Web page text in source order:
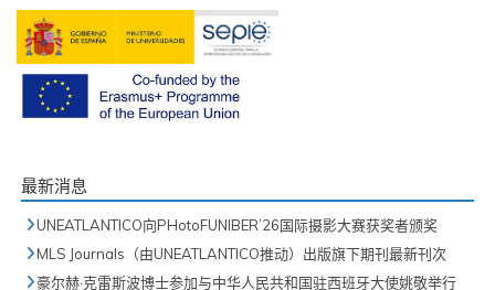
最新消息
UNEATLANTICO向PHotoFUNIBER’26国际摄影大赛获奖者颁奖
MLS Journals（由UNEATLANTICO推动）出版旗下期刊最新刊次
豪尔赫·克雷斯波博士参加与中华人民共和国驻西班牙大使姚敬举行